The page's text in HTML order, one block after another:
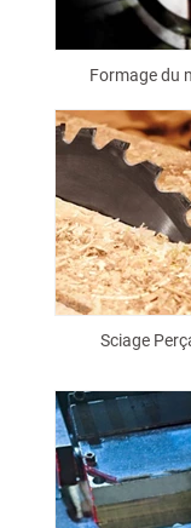
Formage du
Sciage